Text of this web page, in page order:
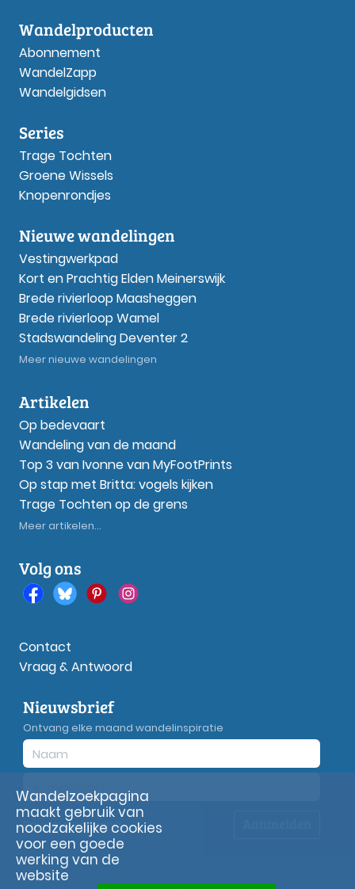
Wandelproducten
Abonnement
WandelZapp
Wandelgidsen
Series
Trage Tochten
Groene Wissels
Knopenrondjes
Nieuwe wandelingen
Vestingwerkpad
Kort en Prachtig Elden Meinerswijk
Brede rivierloop Maasheggen
Brede rivierloop Wamel
Stadswandeling Deventer 2
Meer nieuwe wandelingen
Artikelen
Op bedevaart
Wandeling van de maand
Top 3 van Ivonne van MyFootPrints
Op stap met Britta: vogels kijken
Trage Tochten op de grens
Meer artikelen...
Volg ons
Contact
Vraag & Antwoord
Nieuwsbrief
Ontvang elke maand wandelinspiratie
Privacyverklaring
Wandelzoekpagina
maakt gebruik van
noodzakelijke cookies
voor een goede
werking van de
website